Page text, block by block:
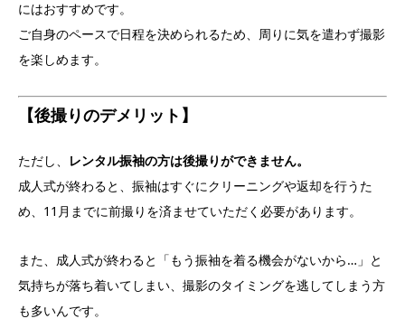
にはおすすめです。
ご自身のペースで日程を決められるため、周りに気を遣わず撮影
を楽しめます。
【後撮りのデメリット】
ただし、
レンタル振袖の方は後撮りができません。
成人式が終わると、振袖はすぐにクリーニングや返却を行うた
め、11月までに前撮りを済ませていただく必要があります。
また、成人式が終わると「もう振袖を着る機会がないから…」と
気持ちが落ち着いてしまい、撮影のタイミングを逃してしまう方
も多いんです。